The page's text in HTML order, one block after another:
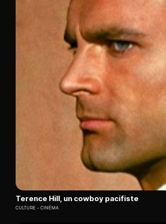
Terence Hill, un cowboy pacifiste
CULTURE CINÉMA